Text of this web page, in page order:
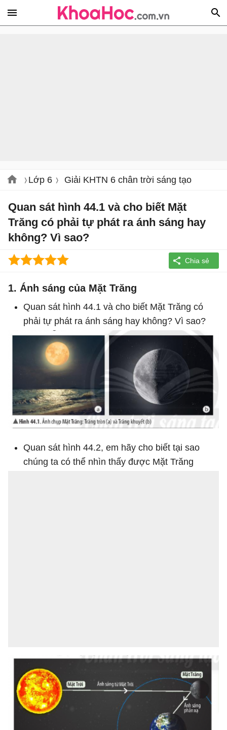
Lớp 6 Giải KHTN 6 chân trời sáng tạo
Quan sát hình 44.1 và cho biết Mặt
Trăng có phải tự phát ra ánh sáng hay
không? Vì sao?
1. Ánh sáng của Mặt Trăng
Quan sát hình 44.1 và cho biết Mặt Trăng có
phải tự phát ra ánh sáng hay không? Vì sao?
Quan sát hình 44.2, em hãy cho biết tại sao
chúng ta có thể nhìn thấy được Mặt Trăng